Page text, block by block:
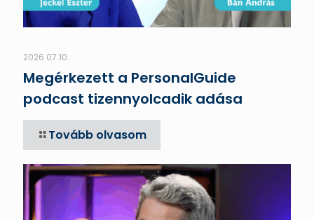
2026.07.10.
Megérkezett a PersonalGuide
podcast tizennyolcadik adása
Tovább olvasom